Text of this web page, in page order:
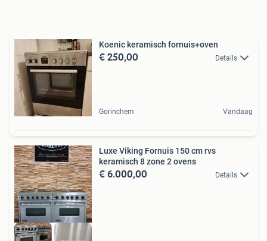
Koenic keramisch fornuis+oven
€ 250,00 Details
Gorinchem Vandaag
Luxe Viking Fornuis 150 cm rvs
keramisch 8 zone 2 ovens
€ 6.000,00 Details